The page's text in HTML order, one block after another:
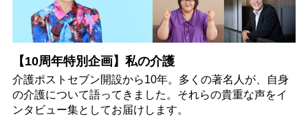
【10周年特別企画】私の介護
介護ポストセブン開設から10年。多くの著名人が、自身
の介護について語ってきました。それらの貴重な声をイ
ンタビュー集としてお届けします。